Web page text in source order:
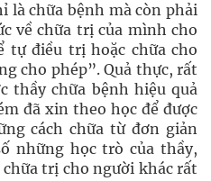
là chữa bệnh mà còn phải
về chữa trị của mình cho
tự điều trị hoặc chữa cho
cho phép”. Quả thực, rất
thầy chữa bệnh hiệu quả
đã xin theo học để được
cách chữa từ đơn giản
những học trò của thầy,
trị cho người khác rất